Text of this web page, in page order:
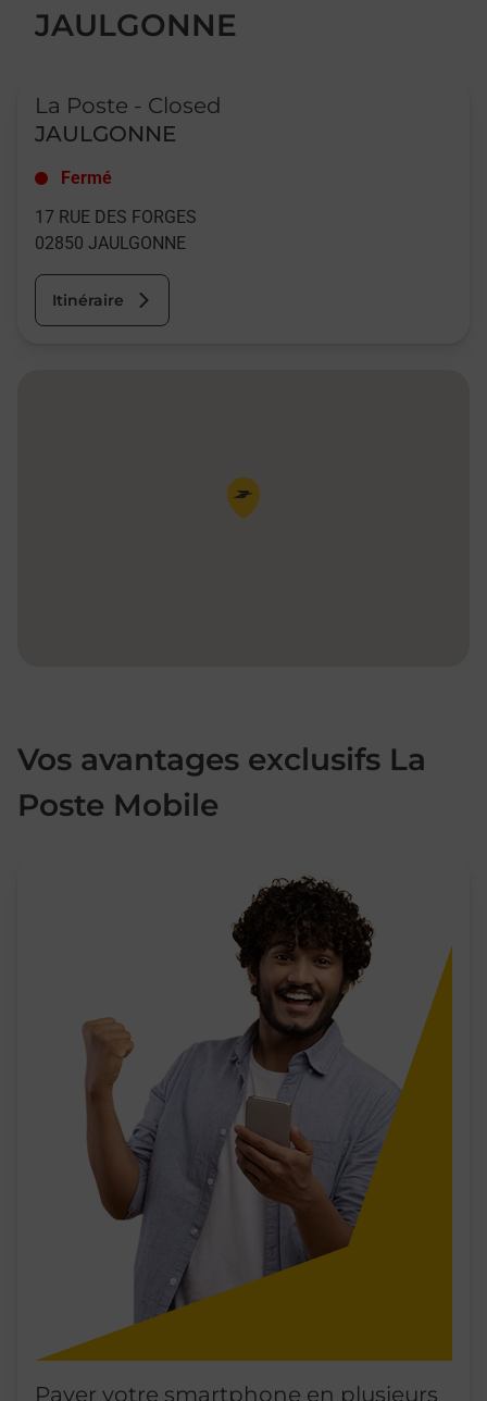
JAULGONNE
La Poste - Closed
JAULGONNE
Fermé
17 RUE DES FORGES
02850 JAULGONNE
Itinéraire
Pin de la carte
Vos avantages exclusifs La
Poste Mobile
Payer votre smartphone en plusieurs